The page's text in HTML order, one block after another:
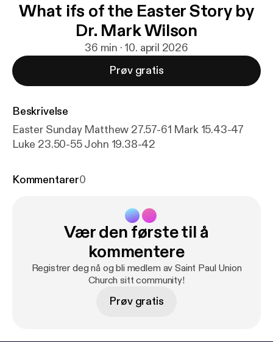
What ifs of the Easter Story by
Dr. Mark Wilson
36 min · 10. april 2026
Prøv gratis
Beskrivelse
Easter Sunday Matthew 27.57-61 Mark 15.43-47
Luke 23.50-55 John 19.38-42
Kommentarer0
Vær den første til å
kommentere
Registrer deg nå og bli medlem av Saint Paul Union
Church sitt community!
Prøv gratis